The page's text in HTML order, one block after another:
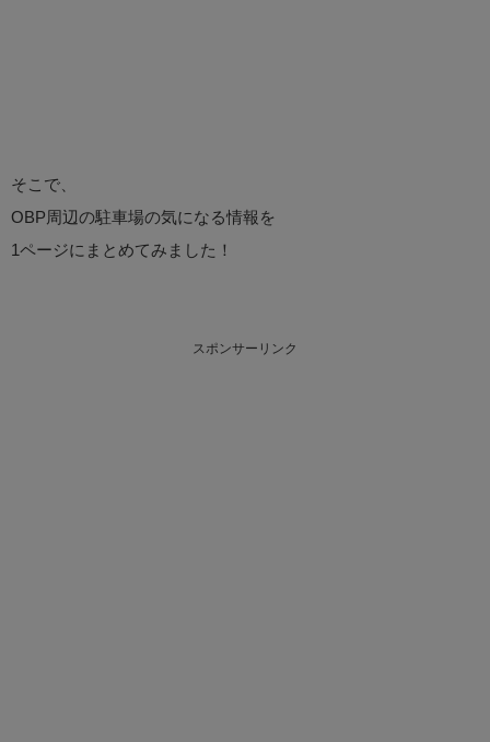
そこで、
OBP周辺の駐車場の気になる情報を
1ページにまとめてみました！
スポンサーリンク